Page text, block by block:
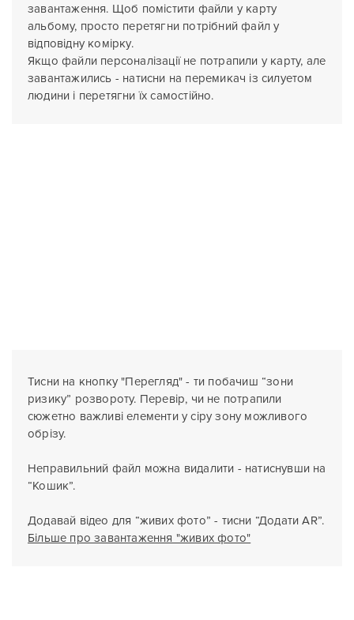
завантаження. Щоб помістити файли у карту
альбому, просто перетягни потрібний файл у
відповідну комірку.
Якщо файли персоналізації не потрапили у карту, але
завантажились - натисни на перемикач із силуетом
людини і перетягни їх самостійно.
Тисни на кнопку "Перегляд" - ти побачиш “зони
ризику” розвороту. Перевір, чи не потрапили
сюжетно важливі елементи у сіру зону можливого
обрізу.
Неправильний файл можна видалити - натиснувши на
“Кошик”.
Додавай відео для “живих фото” - тисни “Додати AR”.
Більше про завантаження "живих фото"